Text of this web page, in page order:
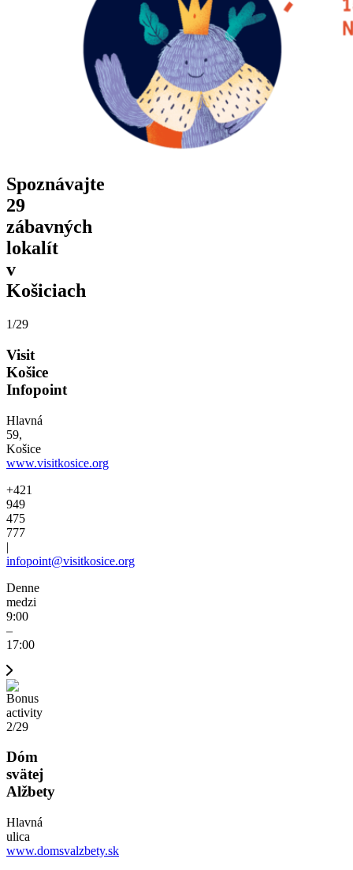
Spoznávajte
29
zábavných
lokalít
v
Košiciach
1/29
Visit
Košice
Infopoint
Hlavná
59,
Košice
www.visitkosice.org
+421
949
475
777
|
infopoint@visitkosice.org
Denne
medzi
9:00
–
17:00
2/29
Dóm
svätej
Alžbety
Hlavná
ulica
www.domsvalzbety.sk